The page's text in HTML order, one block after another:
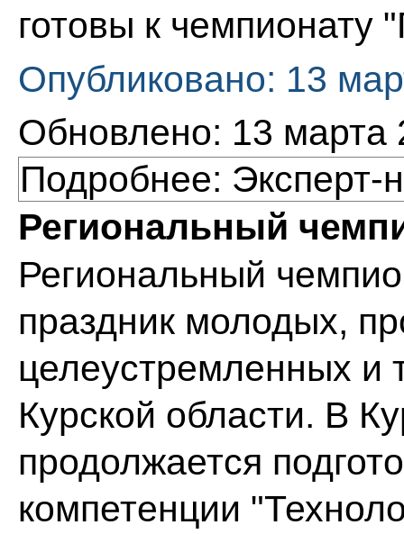
готовы к
Опубликовано: 13
Обновлено: 13 марта
Подробнее: Эксперт-
Региональный
Региональный
праздник молодых,
целеустремленных и
Курской области. В
продолжается
компетенции